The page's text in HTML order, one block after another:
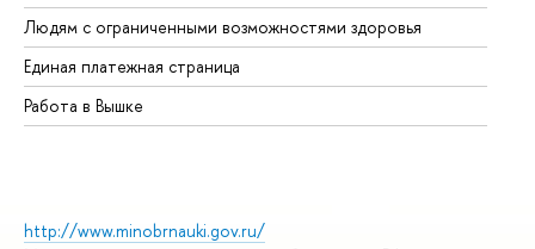
Людям с ограниченными возможностями здоровья
Единая платежная страница
Работа в Вышке
http://www.minobrnauki.gov.ru/